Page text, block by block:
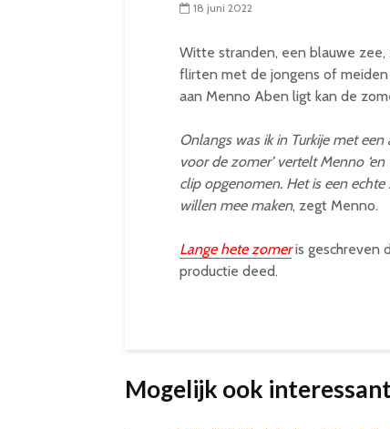
18 juni 2022
Witte stranden, een blauwe
flirten met de jongens of
aan Menno Aben ligt kan de
Onlangs was ik in Turkije met
voor de zomer’ vertelt Menno
clip opgenomen. Het is een
willen mee maken, zegt Menno.
Lange hete zomeris geschreven
productie deed.
Mogelijk ook